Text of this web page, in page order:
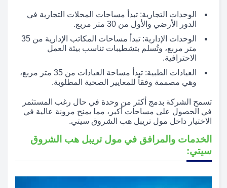
الوحدات التجارية: تبدأ مساحات المحلات التجارية في
الدور الأرضي والأول من 30 متر مربع.
الوحدات الإدارية: تبدأ مساحات المكاتب الإدارية من 35
متر مربع، وتُسلم بتشطيبات تناسب بيئة العمل
الاحترافية.
العيادات الطبية: تبدأ مساحة العيادات من 35 متر مربع،
وهي مصممة وفقاً للمعايير الصحية المطلوبة.
تسمح الشركة بدمج أكثر من وحدة في حال رغب المستثمر
في الحصول على مساحات أكبر، مما يمنح مرونة عالية في
الاختيار داخل مول تريبل هب الشروق سيتي.
الخدمات والمرافق في مول تريبل هب الشروق
سيتي: